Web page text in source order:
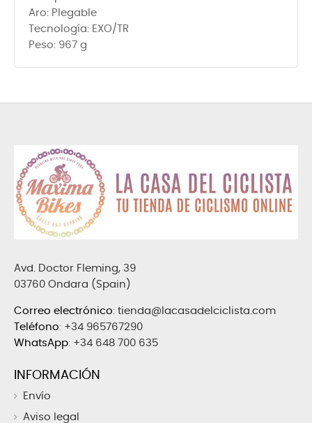
Aro: Plegable
Tecnología: EXO/TR
Peso: 967 g
Avd. Doctor Fleming, 39
03760 Ondara (Spain)
Correo electrónico: tienda@lacasadelciclista.com
Teléfono: +34 965767290
WhatsApp: +34 648 700 635
INFORMACIÓN
Envío
Aviso legal